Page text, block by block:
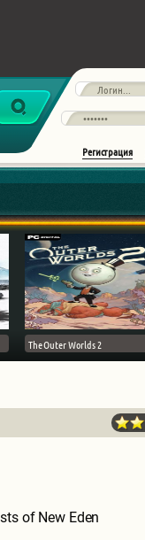
Регистрация
The Outer Worlds 2
of New Eden